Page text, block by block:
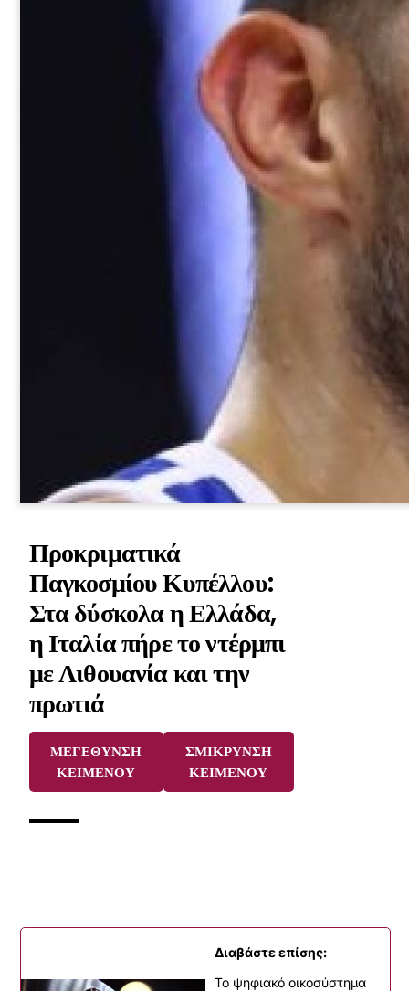
Προκριματικά
Παγκοσμίου Κυπέλλου:
Στα δύσκολα η Ελλάδα,
η Ιταλία πήρε το ντέρμπι
με Λιθουανία και την
πρωτιά
ΜΕΓΕΘΥΝΣΗ
ΚΕΙΜΕΝΟΥ
ΣΜΙΚΡΥΝΣΗ
ΚΕΙΜΕΝΟΥ
Διαβάστε επίσης:
Το ψηφιακό οικοσύστημα